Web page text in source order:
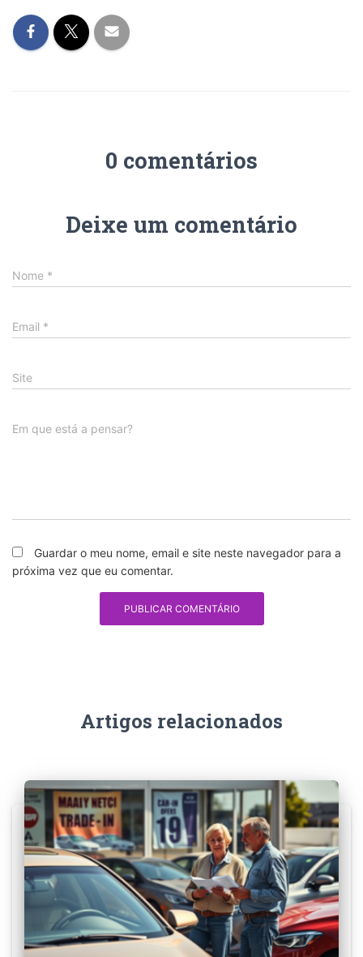
0 comentários
Deixe um comentário
Nome *
Email *
Site
Em que está a pensar?
Guardar o meu nome, email e site neste navegador para a
próxima vez que eu comentar.
Artigos relacionados